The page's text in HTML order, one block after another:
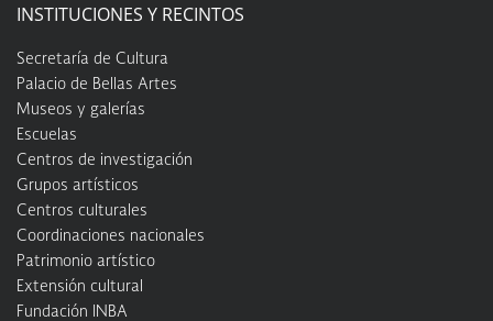
INSTITUCIONES Y RECINTOS
Secretaría de Cultura
Palacio de Bellas Artes
Museos y galerías
Escuelas
Centros de investigación
Grupos artísticos
Centros culturales
Coordinaciones nacionales
Patrimonio artístico
Extensión cultural
Fundación INBA